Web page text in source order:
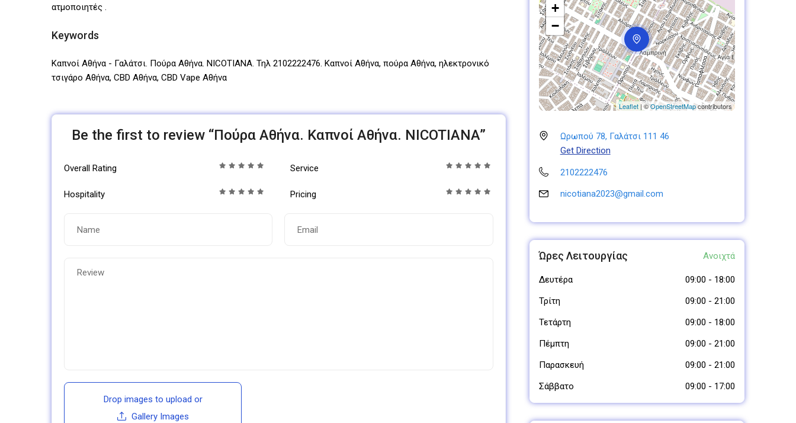
ατμοποιητές .
Keywords
Καπνοί Αθήνα - Γαλάτσι. Πούρα Αθήνα. NICOTIANA. Τηλ 2102222476. Καπνοί Αθήνα, πούρα Αθήνα, ηλεκτρονικό
τσιγάρο Αθήνα, CBD Αθήνα, CBD Vape Αθήνα
Be the first to review “Πούρα Αθήνα. Καπνοί Αθήνα. NICOTIANA”
Overall Rating Service
Hospitality Pricing
Drop images to upload or
Gallery Images
+
−
Leaflet| ©OpenStreetMapcontributors
Ωρωπού 78, Γαλάτσι 111 46
Get Direction
2102222476
nicotiana2023@gmail.com
Ώρες Λειτουργίας Ανοιχτά
Δευτέρα 09:00 - 18:00
Τρίτη
09:00 - 21:00
Τετάρτη
09:00 - 18:00
Πέμπτη
09:00 - 21:00
Παρασκευή
09:00 - 21:00
Σάββατο
09:00 - 17:00